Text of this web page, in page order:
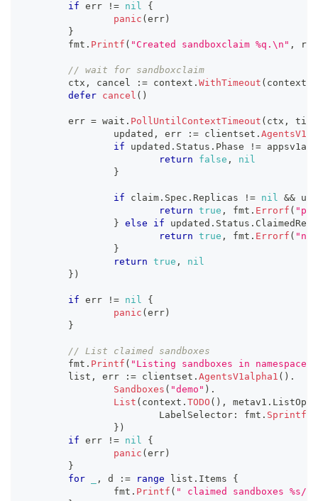
if err != nil
{
panic ( err )
}
	fmt
. Printf ( "Created sandboxclaim %q.\n" ,
// wait for sandboxclaim
	ctx
, cancel := context . WithTimeout ( context
defer cancel ( )
	err
= wait . PollUntilContextTimeout ( ctx ,
time
		updated
, err := clientset .
if updated . Status . Phase !=
return
false ,
nil
}
if claim . Spec . Replicas != nil &&
return true , fmt . Errorf (
} else if updated . Status .
return true , fmt . Errorf (
}
return true ,
nil
} )
if err != nil
{
panic ( err )
}
// List claimed sandboxes
	fmt
. Printf ( "Listing sandboxes in namespace
	list
, err := clientset . AgentsV1alpha1 ( ) .
Sandboxes ( "demo" ) .
List ( context . TODO ( ) , metav1 .
			LabelSelector
: fmt . Sprintf
} )
if err != nil
{
panic ( err )
}
for
, d := range list . Items {
		fmt
. Printf ( " claimed sandboxes %s/